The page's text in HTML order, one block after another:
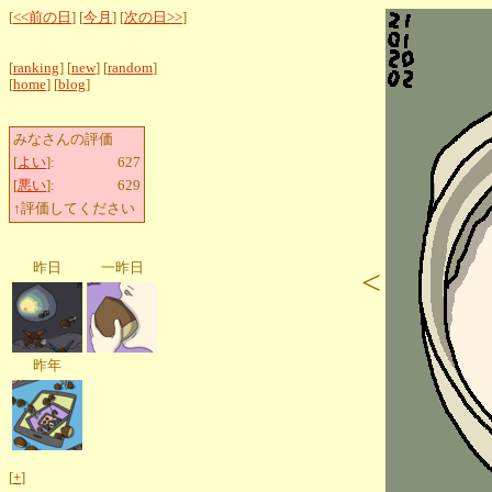
[<<前の日 ] [今月 ] [次の日>>]
[ranking] [new] [random]
[home] [blog]
みなさんの評価
[よい]:
627
[悪い]:
629
↑評価してください
昨日 一昨日
昨年
[+]
<